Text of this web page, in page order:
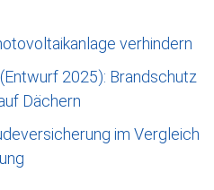
verhindern
2025): Brandschutz
Dächern
im Vergleich